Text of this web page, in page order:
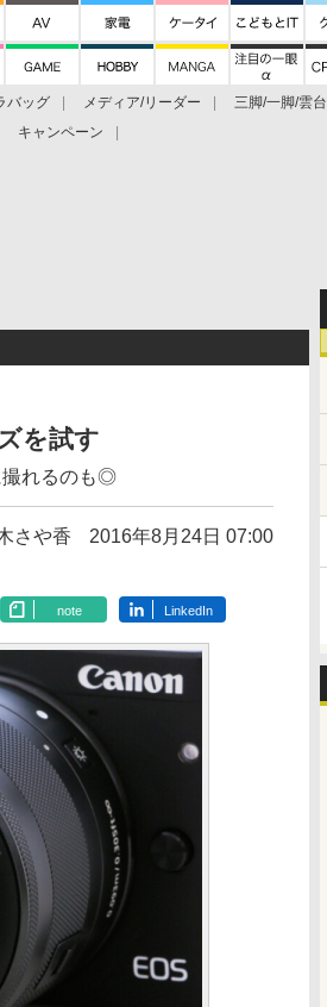
バッグ メディア/リーダー 三脚/一脚/雲台
キャンペーン
を試す
撮れるのも◎
さや香 2016年8月24日 07:00
note LinkedIn